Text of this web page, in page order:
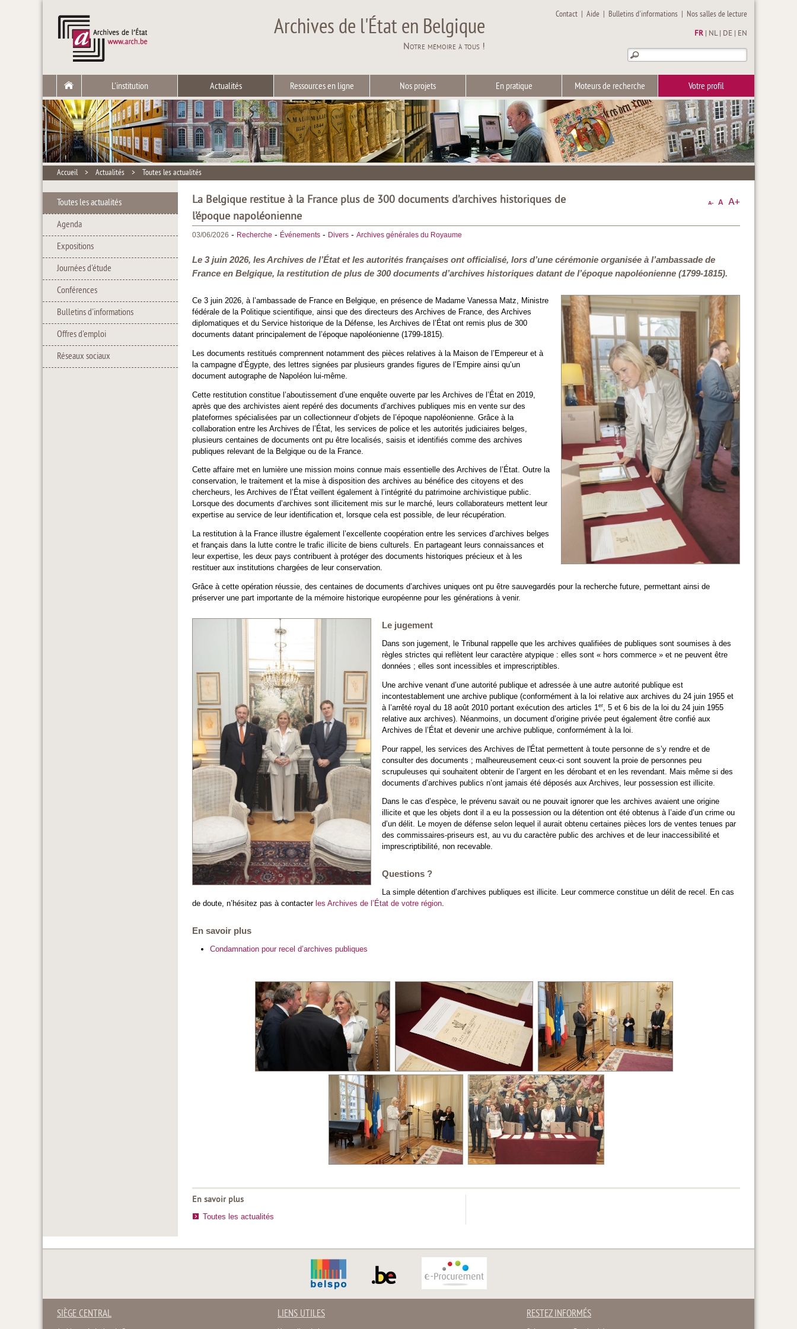
Archives de l'État en Belgique
Notre mémoire à tous !
Contact |Aide | Bulletins d'informations | Nos salles de lecture
FR NL| DE EN
L'institution Actualités Ressources en ligne Nos projets En pratique Moteurs de recherche Votre profil
Accueil > Actualités > Toutes les actualités
Toutes les actualités
Agenda
Expositions
Journées d'étude
Conférences
Bulletins d'informations
Offres d'emploi
Réseaux sociaux
La Belgique restitue à la France plus de 300 documents d’archives historiques de
l’époque napoléonienne
03/06/2026 - Recherche - Événements - Divers - Archives générales du Royaume
Le 3 juin 2026, les Archives de l’État et les autorités françaises ont officialisé, lors d’une cérémonie organisée à l’ambassade de
France en Belgique, la restitution de plus de 300 documents d’archives historiques datant de l’époque napoléonienne (1799-1815).
Ce 3 juin 2026, à l’ambassade de France en Belgique, en présence de Madame Vanessa Matz, Ministre
fédérale de la Politique scientifique, ainsi que des directeurs des Archives de France, des Archives
diplomatiques et du Service historique de la Défense, les Archives de l’État ont remis plus de 300
documents datant principalement de l’époque napoléonienne (1799-1815).
Les documents restitués comprennent notamment des pièces relatives à la Maison de l’Empereur et à
la campagne d’Égypte, des lettres signées par plusieurs grandes figures de l’Empire ainsi qu’un
document autographe de Napoléon lui-même.
Cette restitution constitue l’aboutissement d’une enquête ouverte par les Archives de l’État en 2019,
après que des archivistes aient repéré des documents d’archives publiques mis en vente sur des
plateformes spécialisées par un collectionneur d’objets de l’époque napoléonienne. Grâce à la
collaboration entre les Archives de l’État, les services de police et les autorités judiciaires belges,
plusieurs centaines de documents ont pu être localisés, saisis et identifiés comme des archives
publiques relevant de la Belgique ou de la France.
Cette affaire met en lumière une mission moins connue mais essentielle des Archives de l’État. Outre la
conservation, le traitement et la mise à disposition des archives au bénéfice des citoyens et des
chercheurs, les Archives de l’État veillent également à l’intégrité du patrimoine archivistique public.
Lorsque des documents d’archives sont illicitement mis sur le marché, leurs collaborateurs mettent leur
expertise au service de leur identification et, lorsque cela est possible, de leur récupération.
La restitution à la France illustre également l’excellente coopération entre les services d’archives belges
et français dans la lutte contre le trafic illicite de biens culturels. En partageant leurs connaissances et
leur expertise, les deux pays contribuent à protéger des documents historiques précieux et à les
restituer aux institutions chargées de leur conservation.
Grâce à cette opération réussie, des centaines de documents d’archives uniques ont pu être sauvegardés pour la recherche future, permettant ainsi de
préserver une part importante de la mémoire historique européenne pour les générations à venir.
Le jugement
Dans son jugement, le Tribunal rappelle que les archives qualifiées de publiques sont soumises à des
règles strictes qui reflètent leur caractère atypique : elles sont « hors commerce » et ne peuvent être
données ; elles sont incessibles et imprescriptibles.
Une archive venant d’une autorité publique et adressée à une autre autorité publique est
incontestablement une archive publique (conformément à la loi relative aux archives du 24 juin 1955 et
à l’arrêté royal du 18 août 2010 portant exécution des articles 1er
, 5 et 6 bis de la loi du 24 juin 1955
relative aux archives). Néanmoins, un document d’origine privée peut également être confié aux
Archives de l’État et devenir une archive publique, conformément à la loi.
Pour rappel, les services des Archives de l'État permettent à toute personne de s’y rendre et de
consulter des documents ; malheureusement ceux-ci sont souvent la proie de personnes peu
scrupuleuses qui souhaitent obtenir de l’argent en les dérobant et en les revendant. Mais même si des
documents d’archives publics n’ont jamais été déposés aux Archives, leur possession est illicite.
Dans le cas d’espèce, le prévenu savait ou ne pouvait ignorer que les archives avaient une origine
illicite et que les objets dont il a eu la possession ou la détention ont été obtenus à l’aide d’un crime ou
d’un délit. Le moyen de défense selon lequel il aurait obtenu certaines pièces lors de ventes tenues par
des commissaires-priseurs est, au vu du caractère public des archives et de leur inaccessibilité et
imprescriptibilité, non recevable.
Questions ?
La simple détention d’archives publiques est illicite. Leur commerce constitue un délit de recel. En cas
de doute, n’hésitez pas à contacter les Archives de l’État de votre région.
En savoir plus
Condamnation pour recel d’archives publiques
En savoir plus
Toutes les actualités
SIÈGE CENTRAL LIENS UTILES RESTEZ INFORMÉS